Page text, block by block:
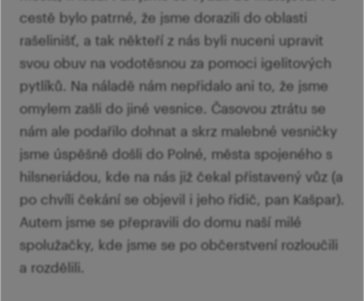
cestě bylo patrné, že jsme dorazili do oblasti
rašelinišť, a tak někteří z nás byli nuceni upravit
svou obuv na vodotěsnou za pomoci igelitových
pytlíků. Na náladě nám nepřidalo ani to, že jsme
omylem zašli do jiné vesnice. Časovou ztrátu se
nám ale podařilo dohnat a skrz malebné vesničky
jsme úspěšně došli do Polné, města spojeného s
hilsneriádou, kde na nás již čekal přistavený vůz (a
po chvíli čekání se objevil i jeho řidič, pan Kašpar).
Autem jsme se přepravili do domu naší milé
spolužačky, kde jsme se po občerstvení rozloučili
a rozdělili.